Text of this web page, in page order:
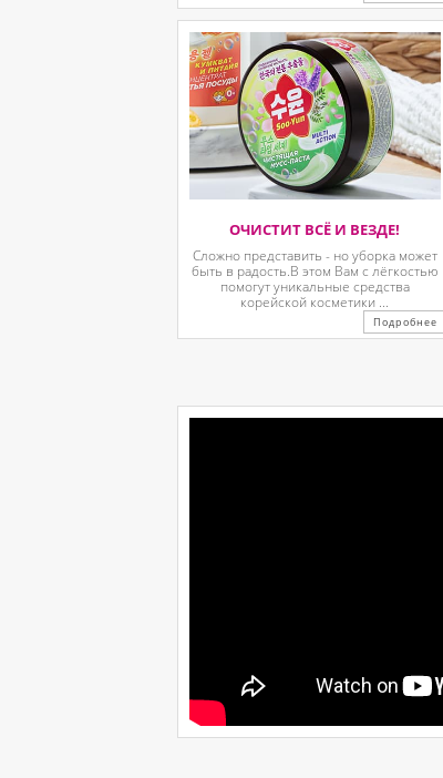
ОЧИСТИТ ВСЁ И ВЕЗДЕ!
Сложно представить - но уборка может
быть в радость.В этом Вам с лёгкостью
помогут уникальные средства
корейской косметики ...
Подробнее